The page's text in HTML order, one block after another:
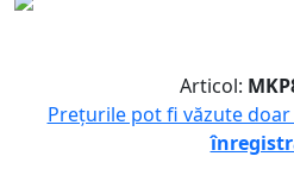
Articol:
Prețurile pot fi văzute doar